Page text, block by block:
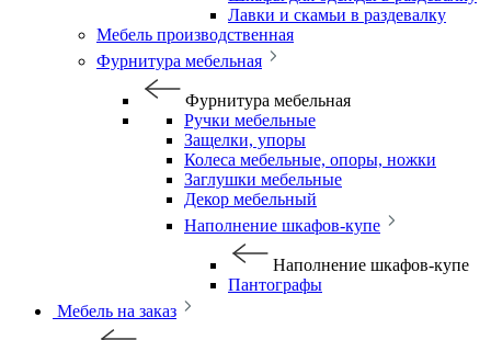
Лавки и скамьи в раздевалку
Мебель производственная
Фурнитура мебельная
Фурнитура мебельная
Ручки мебельные
Защелки, упоры
Колеса мебельные, опоры, ножки
Заглушки мебельные
Декор мебельный
Наполнение шкафов-купе
Наполнение шкафов-купе
Пантографы
Мебель на заказ